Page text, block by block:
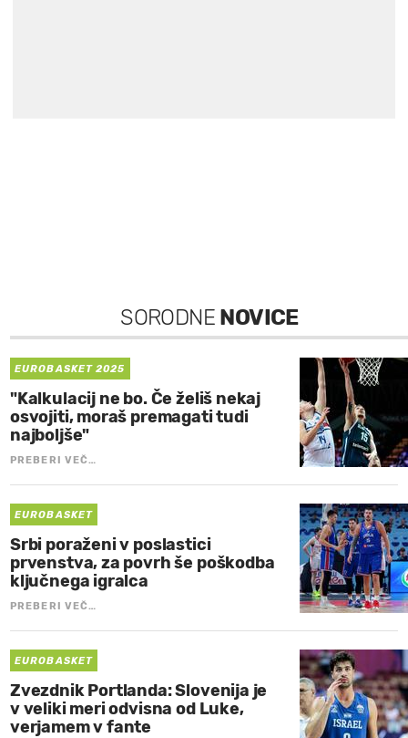
SORODNE NOVICE
EUROBASKET 2025
"Kalkulacij ne bo. Če želiš nekaj
osvojiti, moraš premagati tudi
najboljše"
PREBERI VEČ…
EUROBASKET
Srbi poraženi v poslastici
prvenstva, za povrh še poškodba
ključnega igralca
PREBERI VEČ…
EUROBASKET
Zvezdnik Portlanda: Slovenija je
v veliki meri odvisna od Luke,
verjamem v fante